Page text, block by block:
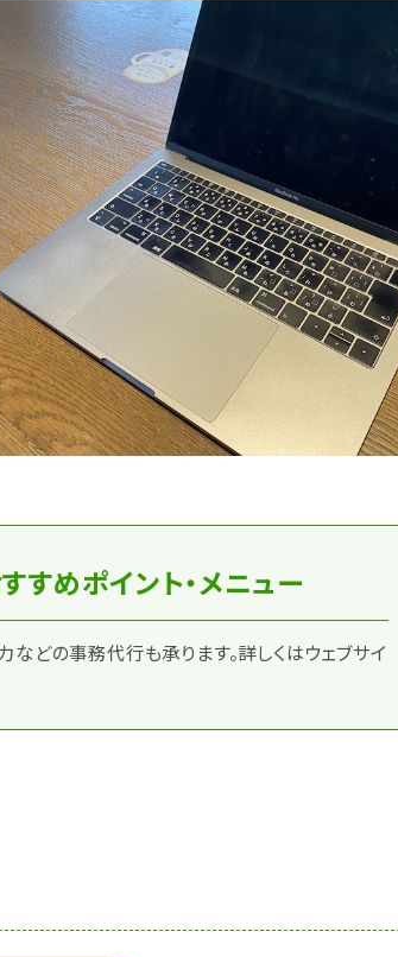
すめポイント・メニュー
などの事務代行も承ります。詳しくはウェブサイ